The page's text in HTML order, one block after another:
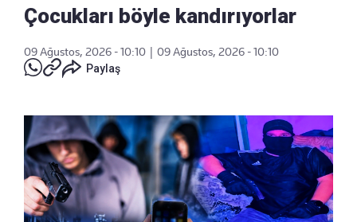
Çocukları böyle kandırıyorlar
09 Ağustos, 2026 - 10:10 | 09 Ağustos, 2026 - 10:10
Paylaş